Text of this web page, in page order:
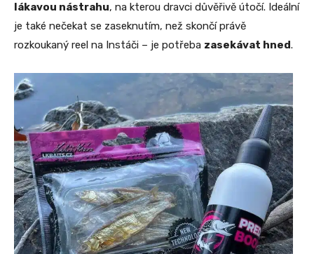
lákavou nástrahu, na kterou dravci důvěřivě útočí. Ideální
je také nečekat se zaseknutím, než skončí právě
rozkoukaný reel na Instáči – je potřeba zasekávat hned.